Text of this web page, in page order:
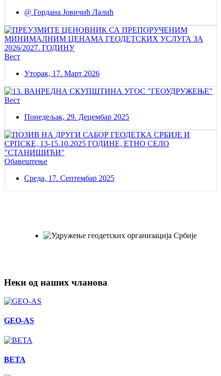
@ Гордана Јовичић Лалић
Вест
Уторак, 17. Март 2026
Вест
Понедељак, 29. Децембар 2025
Обавештење
Среда, 17. Септембар 2025
Неки од наших чланова
GEO-AS
BETA